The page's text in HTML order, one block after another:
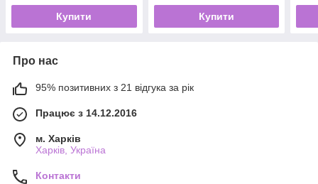
Купити Купити
Про нас
95% позитивних з 21 відгука за рік
Працює з 14.12.2016
м. Харків
Харків, Україна
Контакти